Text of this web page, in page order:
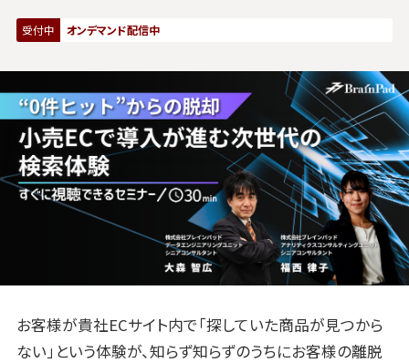
受付中 オンデマンド配信中
お客様が貴社ECサイト内で「探していた商品が見つから
ない」という体験が、知らず知らずのうちにお客様の離脱